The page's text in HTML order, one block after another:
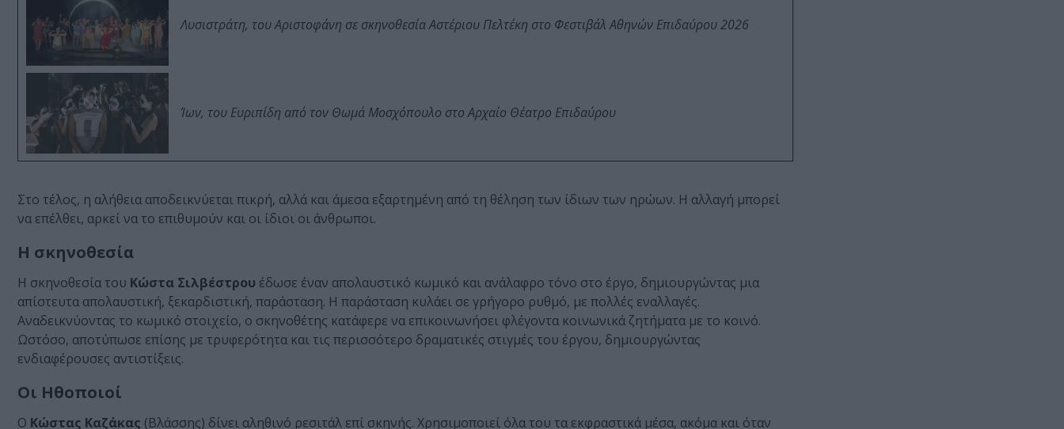
Λυσιστράτη, του Αριστοφάνη σε σκηνοθεσία Αστέριου Πελτέκη στο Φεστιβάλ Αθηνών Επιδαύρου 2026
Ίων, του Ευριπίδη από τον Θωμά Μοσχόπουλο στο Αρχαίο Θέατρο Επιδαύρου
Στο τέλος, η αλήθεια αποδεικνύεται πικρή, αλλά και άμεσα εξαρτημένη από τη θέληση των ίδιων των ηρώων. Η αλλαγή μπορεί
να επέλθει, αρκεί να το επιθυμούν και οι ίδιοι οι άνθρωποι.
Η σκηνοθεσία
Η σκηνοθεσία του Κώστα Σιλβέστρου έδωσε έναν απολαυστικό κωμικό και ανάλαφρο τόνο στο έργο, δημιουργώντας μια
απίστευτα απολαυστική, ξεκαρδιστική, παράσταση. Η παράσταση κυλάει σε γρήγορο ρυθμό, με πολλές εναλλαγές.
Αναδεικνύοντας το κωμικό στοιχείο, ο σκηνοθέτης κατάφερε να επικοινωνήσει φλέγοντα κοινωνικά ζητήματα με το κοινό.
Ωστόσο, αποτύπωσε επίσης με τρυφερότητα και τις περισσότερο δραματικές στιγμές του έργου, δημιουργώντας
ενδιαφέρουσες αντιστίξεις.
Οι Ηθοποιοί
Ο Κώστας Καζάκας (Βλάσσης) δίνει αληθινό ρεσιτάλ επί σκηνής. Χρησιμοποιεί όλα του τα εκφραστικά μέσα, ακόμα και όταν